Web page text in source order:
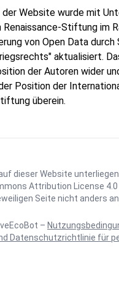
der Website wurde mit
Stiftung im
von Open Data durch
aktualisiert.
der Autoren wider
Position der
überein.
dieser Website
Attribution License
Seite nicht anders
–
Datenschutzrichtlinie für